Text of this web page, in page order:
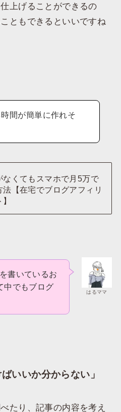
上げることができるの
ともできるといいですね
間が簡単に作れそ
なくてもスマホで月5万で
法【在宅でブログアフィリ
はるママ
書いているお
中でもブログ
いいか分からない」
たり、記事の内容を考え